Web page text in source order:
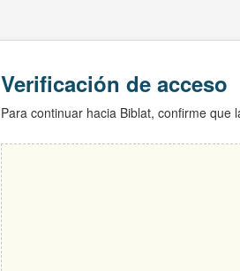
Verificación de acceso
Para continuar hacia Biblat, confirme